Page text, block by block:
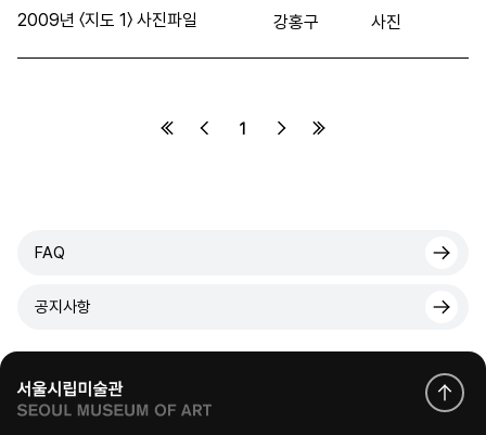
2009년 〈지도 1〉 사진파일 강홍구 사진
1
FAQ
공지사항